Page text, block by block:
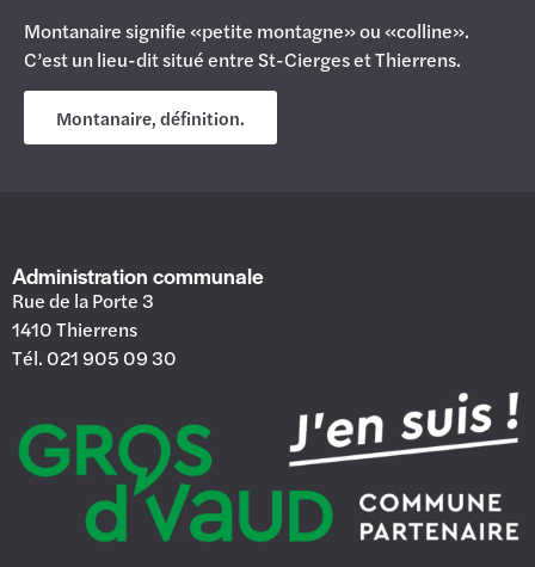
Montanaire signifie «petite montagne» ou «colline».
C’est un lieu-dit situé entre St-Cierges et Thierrens.
Montanaire, définition.
Administration communale
Rue de la Porte 3
1410 Thierrens
Tél. 021 905 09 30